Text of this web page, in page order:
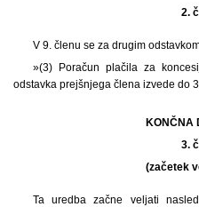
2.
V 9. členu se za drugim
»(3) Poračun plačila za
odstavka prejšnjega člena izvede do
KONČNA
3.
(začetek
Ta uredba začne veljati